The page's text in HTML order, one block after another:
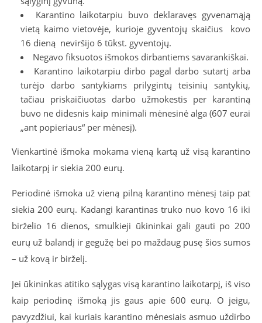
Karantino laikotarpiu buvo deklaravęs gyvenamąją
vietą kaimo vietovėje, kurioje gyventojų skaičius kovo
16 dieną neviršijo 6 tūkst. gyventojų.
Negavo fiksuotos išmokos dirbantiems savarankiškai.
Karantino laikotarpiu dirbo pagal darbo sutartį arba
turėjo darbo santykiams prilygintų teisinių santykių,
tačiau priskaičiuotas darbo užmokestis per karantiną
buvo ne didesnis kaip minimali mėnesinė alga (607 eurai
„ant popieriaus“ per mėnesį).
Vienkartinė išmoka mokama vieną kartą už visą karantino
laikotarpį ir siekia 200 eurų.
Periodinė išmoka už vieną pilną karantino mėnesį taip pat
siekia 200 eurų. Kadangi karantinas truko nuo kovo 16 iki
birželio 16 dienos, smulkieji ūkininkai gali gauti po 200
eurų už balandį ir gegužę bei po maždaug pusę šios sumos
– už kovą ir birželį.
Jei ūkininkas atitiko sąlygas visą karantino laikotarpį, iš viso
kaip periodinę išmoką jis gaus apie 600 eurų. O jeigu,
pavyzdžiui, kai kuriais karantino mėnesiais asmuo uždirbo